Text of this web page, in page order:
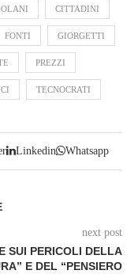
CITTADINI
FONTI GIORGETTI
PREZZI
TECNOCRATI
Linkedin Whatsapp
next post
SUI PERICOLI DELLA
E DEL “PENSIERO